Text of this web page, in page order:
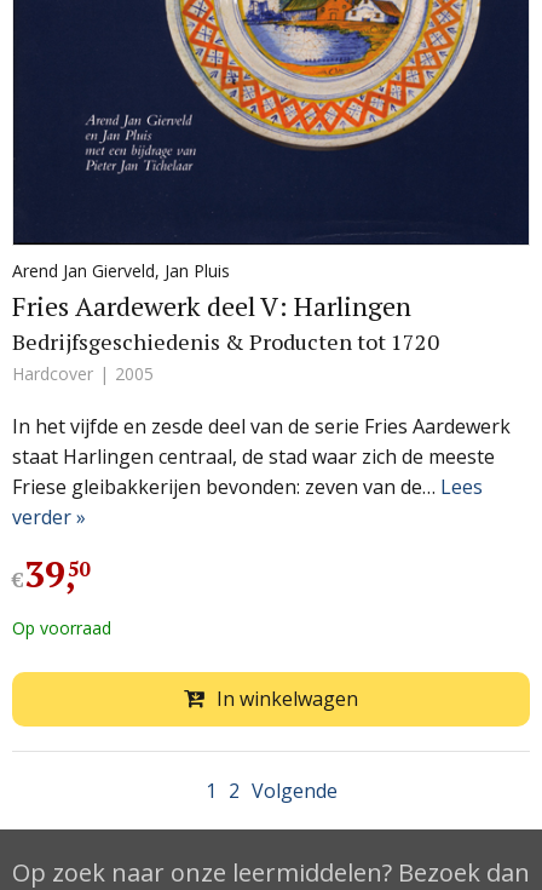
Arend Jan Gierveld, Jan Pluis
Fries Aardewerk deel V: Harlingen
Bedrijfsgeschiedenis & Producten tot 1720
Hardcover 2005
In het vijfde en zesde deel van de serie Fries Aardewerk
staat Harlingen centraal, de stad waar zich de meeste
Friese gleibakkerijen bevonden: zeven van de… Lees
verder »
€39,
50
Op voorraad
In winkelwagen
1 2 Volgende
Op zoek naar onze leermiddelen? Bezoek dan